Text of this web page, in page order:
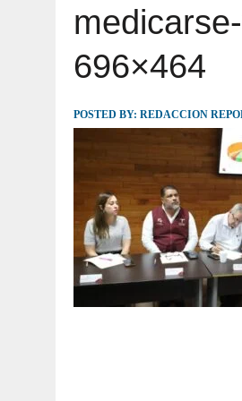
JULIO 30, 2026 |
696×464
POSTED BY: REDACCION